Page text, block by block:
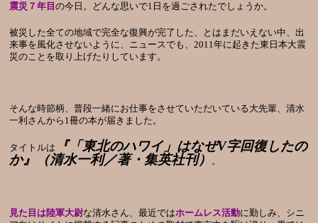
震災７年目の今日。どんな思いで1日を過ごされたでしょうか。
被災した全ての地域で完全な復興が完了した、とはまだいえない中、出
来事を風化させないように、ニュースでも、2011年に起きた東日本大震
災のことを取り上げたりしています。
そんな時節柄、普段一緒にお仕事をさせていただいている大先輩、清水
一利さんから1冊の本が届きました。
タイトルは
『「東北のハワイ」はなぜV字回復したの
か』（清水一利／著・集英社刊）
。
見た目は陸軍大尉な清水さん、最近ではホームレス活動に勤しみ、シニ